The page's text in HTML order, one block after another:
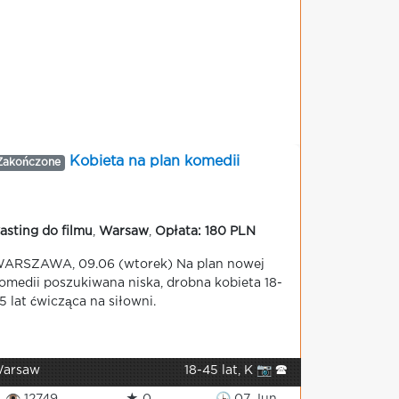
Kobieta na plan komedii
do filmu Warsaw Opłata: 180 PLN
09.06 (wtorek) Na plan nowej
poszukiwana niska, drobna kobieta 18-
lat ćwicząca na siłowni.
18-45 lat, K 📷 🕿